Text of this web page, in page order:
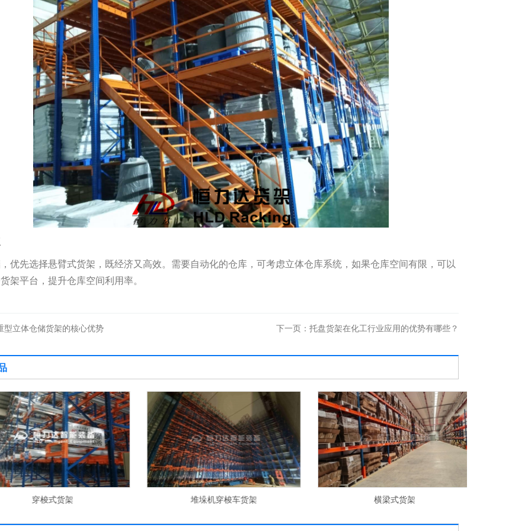
优先选择悬臂式货架，既经济又高效。需要自动化的仓库，可考虑立体仓库系统，如果仓库空间有限，可以
架平台，提升仓库空间利用率。
型立体仓储货架的核心优势 下一页： 托盘货架在化工行业应用的优势有哪些？
穿梭式货架 堆垛机穿梭车货架 横梁式货架